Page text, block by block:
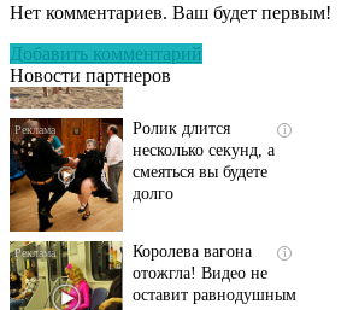
Нет комментариев. Ваш будет первым!
Добавить комментарий
Новости партнеров
люди вытворяют, когда
их не видят...
несколько секунд, а
смеяться вы будете
отожгла! Видео не
оставит равнодушным